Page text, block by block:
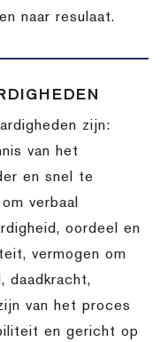
naar resulaat.
zijn:
van het
en snel te
verbaal
oordeel en
vermogen om
daadkracht,
van het proces
en gericht op